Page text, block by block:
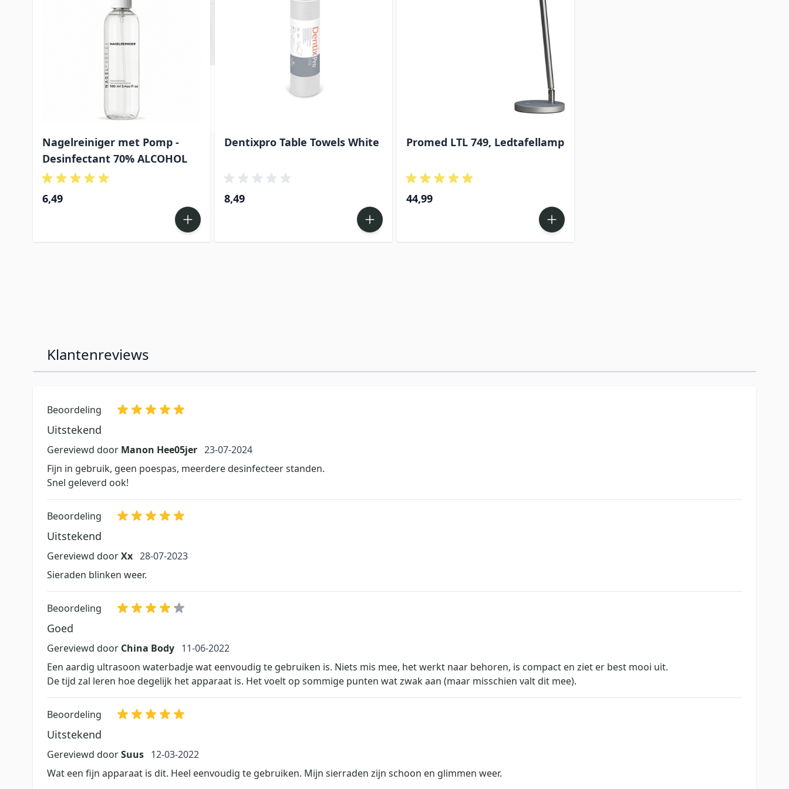
Nagelreiniger met Pomp -
Desinfectant 70% ALCOHOL
6,49
Dentixpro Table Towels White
8,49
Promed LTL 749, Ledtafellamp
44,99
Klantenreviews
Beoordeling
Uitstekend
Gereviewd door Manon Hee05jer 23 juli 2024
23-07-2024
Fijn in gebruik, geen poespas, meerdere desinfecteer standen.
Snel geleverd ook!
Beoordeling
Uitstekend
Gereviewd doorXx 28 juli 2023
28-07-2023
Sieraden blinken weer.
Beoordeling
Goed
Gereviewd door China Body 11 juni 2022
11-06-2022
Een aardig ultrasoon waterbadje wat eenvoudig te gebruiken is. Niets mis mee, het werkt naar behoren, is compact en ziet er best mooi uit.
De tijd zal leren hoe degelijk het apparaat is. Het voelt op sommige punten wat zwak aan (maar misschien valt dit mee).
Beoordeling
Uitstekend
Gereviewd doorSuus 12 maart 2022
12-03-2022
Wat een fijn apparaat is dit. Heel eenvoudig te gebruiken. Mijn sierraden zijn schoon en glimmen weer.